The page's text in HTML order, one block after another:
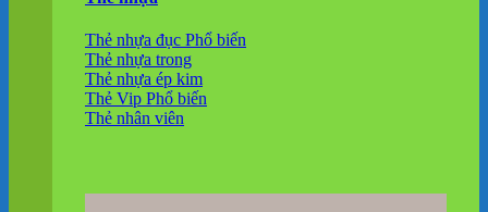
Thẻ nhựa đục
Thẻ nhựa trong
Thẻ nhựa ép kim
Thẻ Vip
Thẻ nhân viên